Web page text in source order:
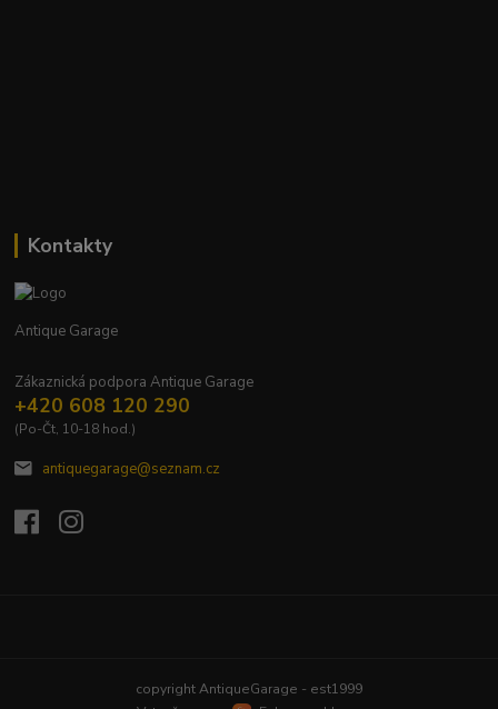
Kontakty
Antique Garage
Zákaznická podpora Antique Garage
+420 608 120 290
(Po-Čt, 10-18 hod.)
antiquegarage@seznam.cz
copyright AntiqueGarage - est1999